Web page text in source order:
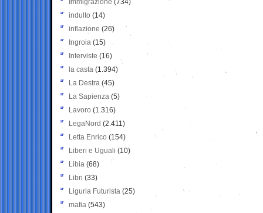
Immigrazione (734)
indulto (14)
inflazione (26)
Ingroia (15)
Interviste (16)
la casta (1.394)
La Destra (45)
La Sapienza (5)
Lavoro (1.316)
LegaNord (2.411)
Letta Enrico (154)
Liberi e Uguali (10)
Libia (68)
Libri (33)
Liguria Futurista (25)
mafia (543)